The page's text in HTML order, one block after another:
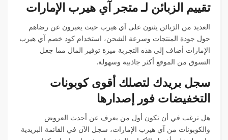
تقييم الزبائن لـ متجر آي هيرب الإمارات
العديد من الزبائن يثنون على آي هيرب حيث يعبرون عن رضاهم
حول جودة المنتجات وسرعة الشحن، استخدام كود خصم آي هيرب
الإمارات أضاف إلى هذه التجربة ميزة توفير المال مما جعل
التسوق من الموقع أكثر جاذبية وسهولة.
سجل بريدك لتصلك أقوى كوبونات
التخفيضات فور إصدارها
هل ترغب في أن تكون أول من يعرف عن أحدث العروض
والكوبونات من آي هيرب الإمارات، سجل الآن في القائمة البريدية